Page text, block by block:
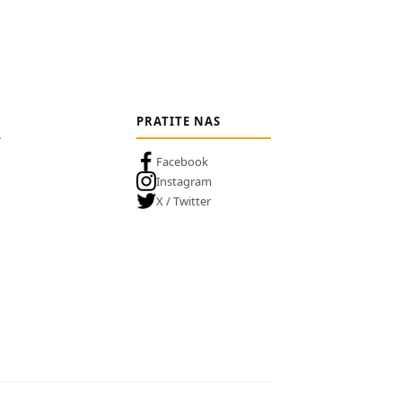
PRATITE NAS
Facebook
Instagram
X / Twitter